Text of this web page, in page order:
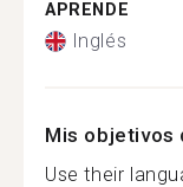
APRENDE
Inglés
Mis objetivos
Use their